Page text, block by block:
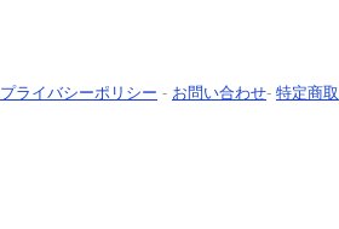
プライバシーポリシー - お問い合わせ- 特定商